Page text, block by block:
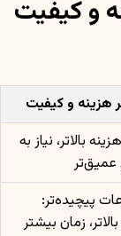
و کیفیت
هزینه و کیفیت
بالاتر، نیاز به
عمیق‌تر
پیچیده‌تر:
زمان بیشتر